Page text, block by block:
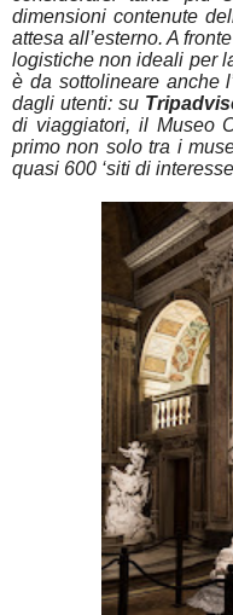
dimensioni contenute
attesa all’esterno. A
logistiche non ideali per
è da sottolineare anche
dagli utenti: su
di viaggiatori, il Museo
primo non solo tra i
quasi 600 ‘siti di